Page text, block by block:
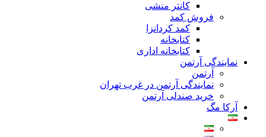
کانتر منشی
فروش کمد
کمد کردانزا
کتابخانه
کتابخانه اداری
نمایندگی آرتمن
آرتمن
نمایندگی آرتمن در غرب تهران
خرید صندلی آرتمن
آرکا مگ